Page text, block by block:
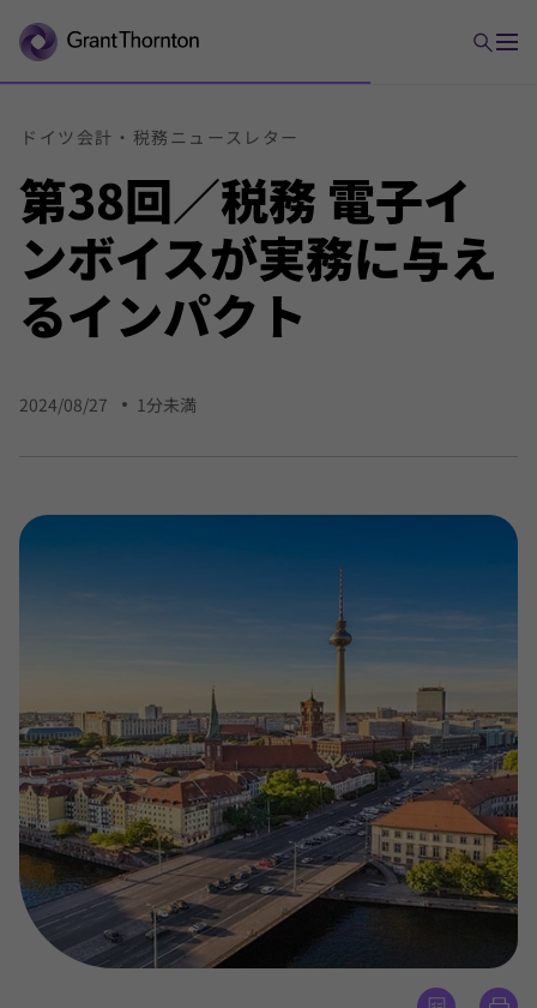
第38回／税務 電子イ
ンボイスが実務に与え
るインパクト
ドイツ 会計・ 税務 ニュース レター
2024/08/27 1分未満